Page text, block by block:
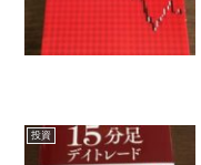
投資